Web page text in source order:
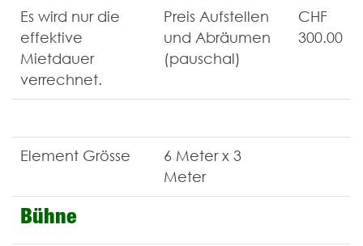
Es wird nur die
effektive
Mietdauer
verrechnet.
Preis Aufstellen
und Abräumen
(pauschal)
CHF
300.00
Element Grösse
6 Meter x 3
Meter
Bühne